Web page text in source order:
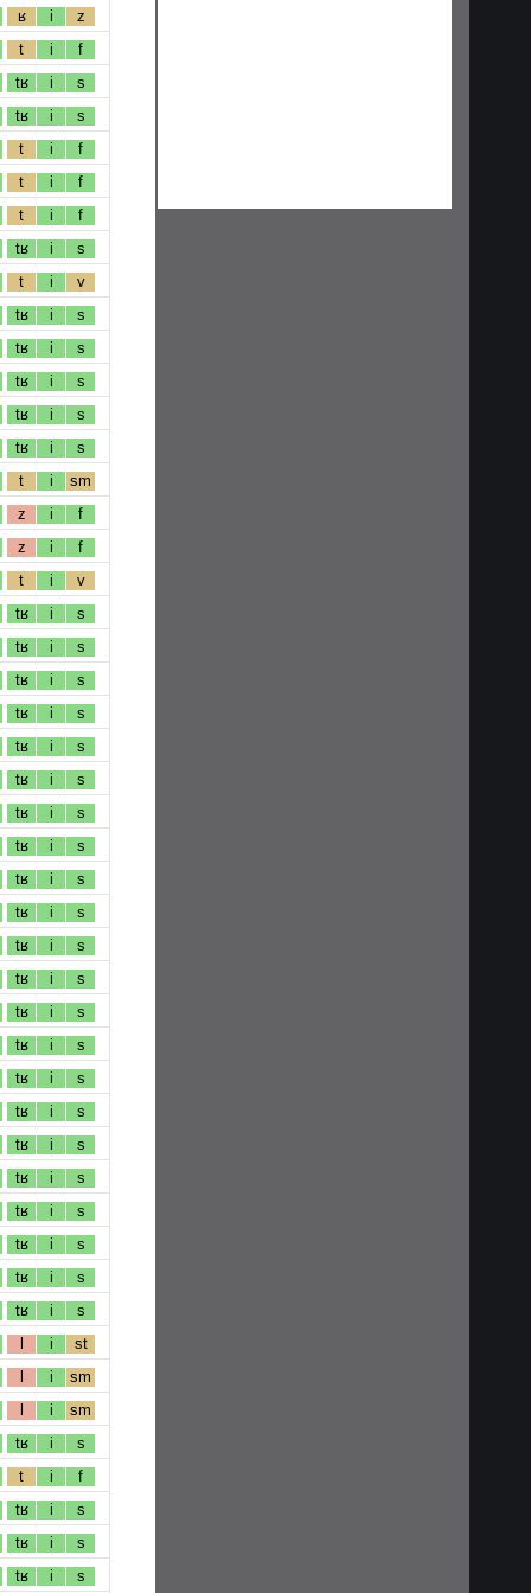
ʁ i
z
t
i
f
tʁ
i
s
tʁ
i
s
t
i
f
t
i
f
t
i
f
tʁ
i
s
t
i
v
tʁ
i
s
tʁ
i
s
tʁ
i
s
tʁ
i
s
tʁ
i
s
t
i
sm
z
i
f
z
i
f
t
i
v
tʁ
i
s
tʁ
i
s
tʁ
i
s
tʁ
i
s
tʁ
i
s
tʁ
i
s
tʁ
i
s
tʁ
i
s
tʁ
i
s
tʁ
i
s
tʁ
i
s
tʁ
i
s
tʁ
i
s
tʁ
i
s
tʁ
i
s
tʁ
i
s
tʁ
i
s
tʁ
i
s
tʁ
i
s
tʁ
i
s
tʁ
i
s
tʁ
i
s
l
i
st
l
i
sm
l
i
sm
tʁ
i
s
t
i
f
tʁ
i
s
tʁ
i
s
tʁ
i s